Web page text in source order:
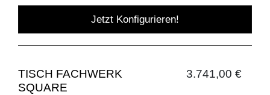
Jetzt Konfigurieren!
TISCH FACHWERK
SQUARE
3.741,00 €